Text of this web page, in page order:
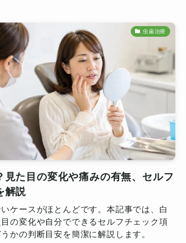
虫歯治療
見た目の変化や痛みの有無、セルフ
解説
ケースがほとんどです。本記事では、白
の変化や自分でできるセルフチェック項
かの判断目安を簡潔に解説します。